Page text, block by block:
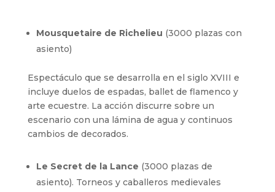
Mousquetaire de Richelieu (3000 plazas con
asiento)
Espectáculo que se desarrolla en el siglo XVIII e
incluye duelos de espadas, ballet de flamenco y
arte ecuestre. La acción discurre sobre un
escenario con una lámina de agua y continuos
cambios de decorados.
Le Secret de la Lance (3000 plazas de
asiento). Torneos y caballeros medievales